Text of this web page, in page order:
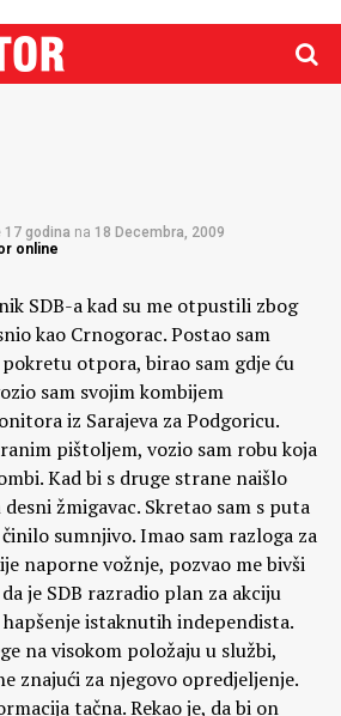
17 godina na 18 Decembra, 2009
online
SDB-a kad su me otpustili zbog
kao Crnogorac. Postao sam
otpora, birao sam gdje ću
sam svojim kombijem
iz Sarajeva za Podgoricu.
pištoljem, vozio sam robu koja
Kad bi s druge strane naišlo
žmigavac. Skretao sam s puta
sumnjivo. Imao sam razloga za
naporne vožnje, pozvao me bivši
je SDB razradio plan za akciju
istaknutih independista.
na visokom položaju u službi,
znajući za njegovo opredjeljenje.
tačna. Rekao je, da bi on